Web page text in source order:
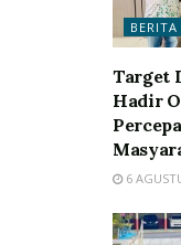
Target
Hadir
6